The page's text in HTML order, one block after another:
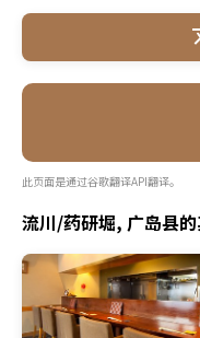
此页面是通过谷歌翻译API翻译。
流川/药研堀, 广岛县